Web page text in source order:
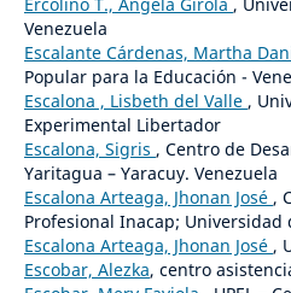
Venezuela
Escalante Cárdenas, Martha
Popular para la Educación -
Escalona , Lisbeth del Valle ,
Experimental Libertador
Escalona, Sigris , Centro de
Yaritagua – Yaracuy. Venezuela
Escalona Arteaga, Jhonan José ,
Profesional Inacap; Universidad
Escalona Arteaga, Jhonan José ,
Escobar, Alezka, centro